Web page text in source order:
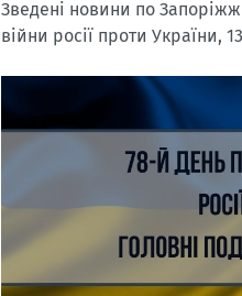
Зведені новини по
війни росії проти України,